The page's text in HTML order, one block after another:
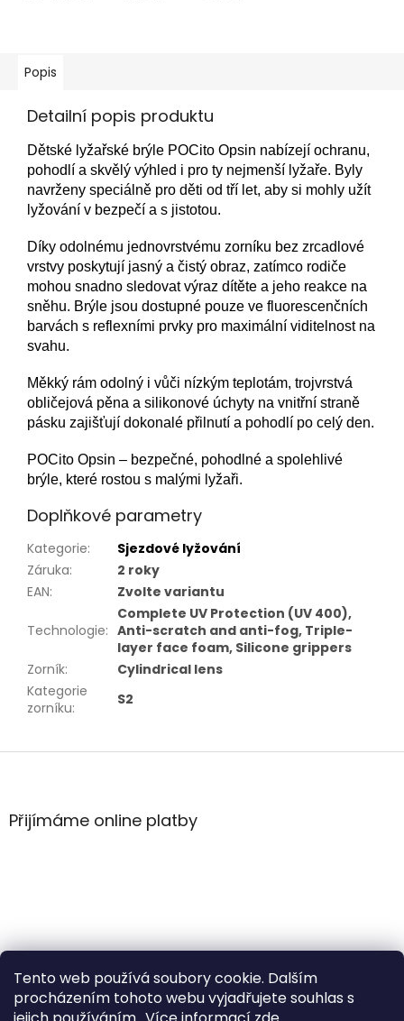
Tento web používá soubory cookie. Dalším
procházením tohoto webu vyjadřujete souhlas s
Popis
Detailní popis produktu
Dětské lyžařské brýle POCito Opsin nabízejí ochranu,
pohodlí a skvělý výhled i pro ty nejmenší lyžaře. Byly
navrženy speciálně pro děti od tří let, aby si mohly užít
lyžování v bezpečí a s jistotou.
Díky odolnému jednovrstvému zorníku bez zrcadlové
vrstvy poskytují jasný a čistý obraz, zatímco rodiče
mohou snadno sledovat výraz dítěte a jeho reakce na
sněhu. Brýle jsou dostupné pouze ve fluorescenčních
barvách s reflexními prvky pro maximální viditelnost na
svahu.
Měkký rám odolný i vůči nízkým teplotám, trojvrstvá
obličejová pěna a silikonové úchyty na vnitřní straně
pásku zajišťují dokonalé přilnutí a pohodlí po celý den.
POCito Opsin – bezpečné, pohodlné a spolehlivé
brýle, které rostou s malými lyžaři.
Doplňkové parametry
Kategorie:
Sjezdové lyžování
Záruka:
2 roky
EAN: Zvolte variantu
Technologie:
Complete UV Protection (UV 400),
Anti-scratch and anti-fog, Triple-
layer face foam, Silicone grippers
Zorník:
Cylindrical lens
Kategorie
zorníku: S2
Z
aPřijímáme online platby